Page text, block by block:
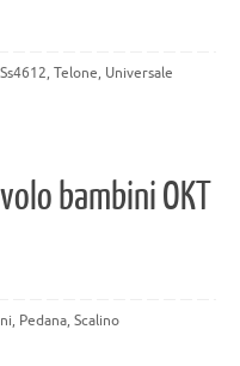
Ss4612,Telone, Universale
bambini OKT
, Pedana,Scalino